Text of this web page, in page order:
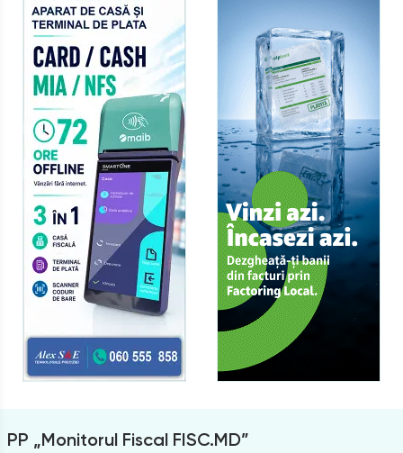
PP „Monitorul Fiscal FISC.MD”